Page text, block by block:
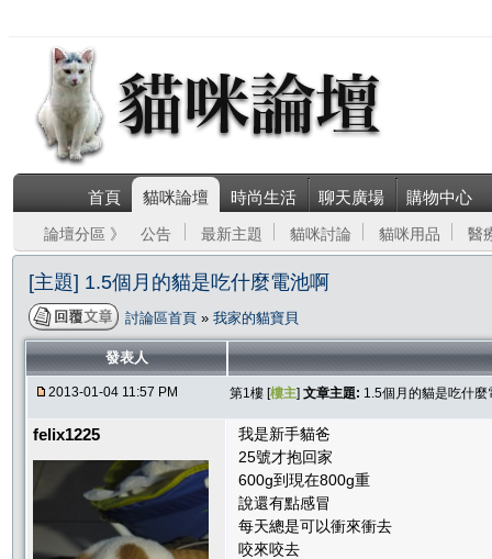
首頁 貓咪論壇 時尚生活 聊天廣場 購物中心
論壇分區 》 公告 最新主題 貓咪討論 貓咪用品 醫
[主題] 1.5個月的貓是吃什麼電池啊
討論區首頁 » 我家的貓寶貝
發表人
2013-01-04 11:57 PM 第1樓 [樓主] 文章主題: 1.5個月的貓是吃什麼
felix1225
我是新手貓爸
25號才抱回家
600g到現在800g重
說還有點感冒
每天總是可以衝來衝去
咬來咬去